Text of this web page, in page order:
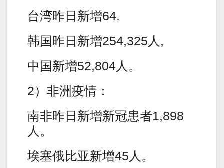
台湾昨日新增64.
韩国昨日新增254,325人,
中国新增52,804人。
2）非洲疫情：
南非昨日新增新冠患者1,898
人。
埃塞俄比亚新增45人。